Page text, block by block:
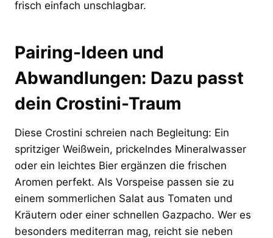
frisch einfach unschlagbar.
Pairing-Ideen und
Abwandlungen: Dazu passt
dein Crostini-Traum
Diese Crostini schreien nach Begleitung: Ein
spritziger Weißwein, prickelndes Mineralwasser
oder ein leichtes Bier ergänzen die frischen
Aromen perfekt. Als Vorspeise passen sie zu
einem sommerlichen Salat aus Tomaten und
Kräutern oder einer schnellen Gazpacho. Wer es
besonders mediterran mag, reicht sie neben